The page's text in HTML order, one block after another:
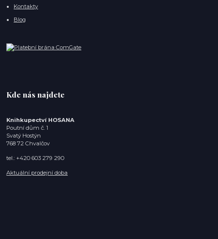
Kontakty
Blog
Kde nás najdete
Knihkupectví HOSANA
Poutní dům č. 1
Svatý Hostýn
768 72 Chvalčov
tel.: +420 603 279 290
Aktuální prodejní doba